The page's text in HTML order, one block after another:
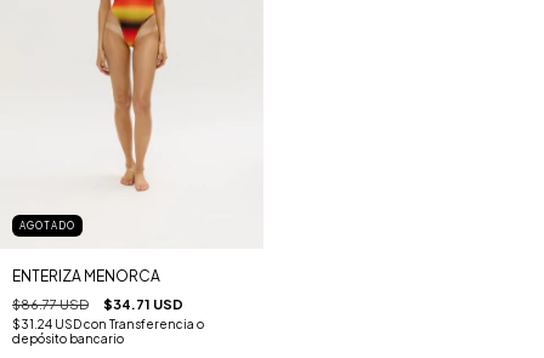
AGOTADO
ENTERIZA MENORCA
$86.77 USD $34.71 USD
$31.24 USDcon Transferencia o
depósito bancario